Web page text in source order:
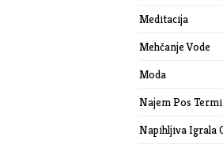
Meditacija
Mehčanje Vode
Moda
Najem Pos
Napihljiva Igrala